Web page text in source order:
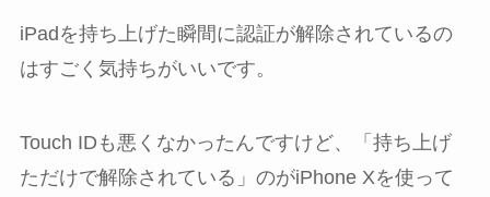
iPadを持ち上げた瞬間に認証が解除されているの
はすごく気持ちがいいです。
Touch IDも悪くなかったんですけど、「持ち上げ
ただけで解除されている」のがiPhone Xを使って